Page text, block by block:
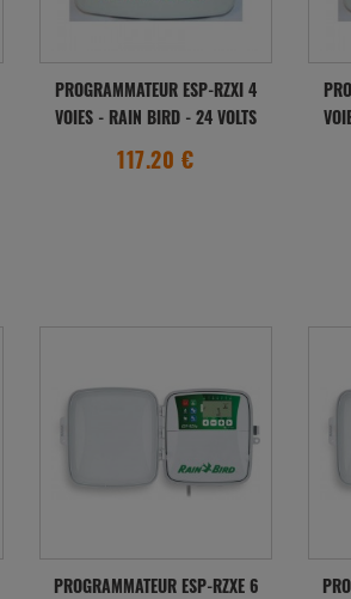
PROGRAMMATEUR ESP-RZXI 4
VOIES - RAIN BIRD - 24 VOLTS
117.20 €
PROGRAMMATEUR ESP-RZXE 6